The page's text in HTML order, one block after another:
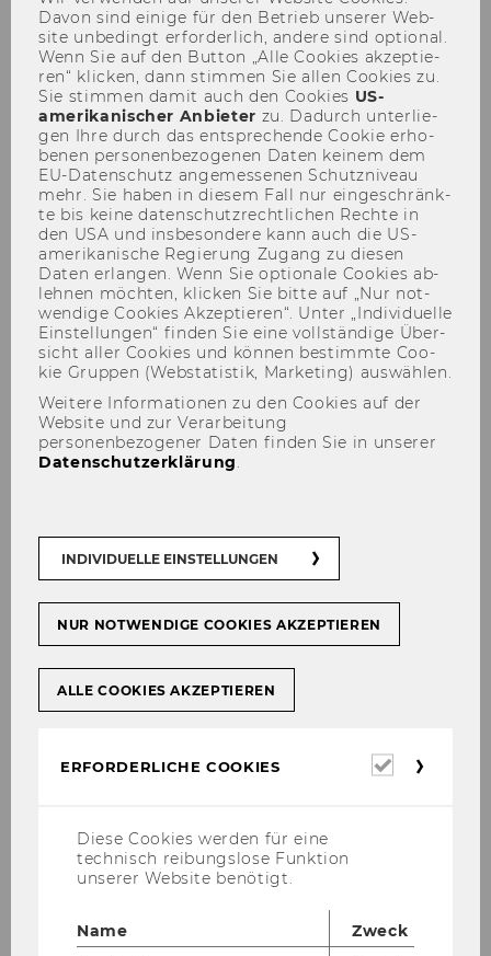
News
F. Artner-​Herzberg be­han­delt in der ak­tu­el­len
büh­ren und glos­siert eine ak­tu­el­le E zur Lei­
tungs­was­ser­ver­si­che­rung.
Davon sind ei­ni­ge für den Be­trieb un­se­rer Web­
site un­be­dingt er­for­der­lich, an­de­re sind op­tio­nal.
Wenn Sie auf den But­ton „Alle Coo­kies ak­zep­tie­
ren“ kli­cken, dann stim­men Sie allen Coo­kies zu.
Sie stim­men damit auch den Coo­kies US-​
amerikanischer An­bie­ter zu. Da­durch un­ter­lie­
gen Ihre durch das ent­spre­chen­de Coo­kie er­ho­
be­nen per­so­nen­be­zo­ge­nen Daten kei­nem dem
EU-​Datenschutz an­ge­mes­se­nen Schutz­ni­veau
mehr. Sie haben in die­sem Fall nur ein­ge­schränk­
te bis keine da­ten­schutz­recht­li­chen Rech­te in
den USA und ins­be­son­de­re kann auch die US-​
amerikanische Re­gie­rung Zu­gang zu die­sen
Daten er­lan­gen. Wenn Sie op­tio­na­le Coo­kies ab­
leh­nen möch­ten, kli­cken Sie bitte auf „Nur not­
wen­di­ge Coo­kies Ak­zep­tie­ren“. Unter „In­di­vi­du­el­le
Ein­stel­lun­gen“ fin­den Sie eine voll­stän­di­ge Über­
sicht aller Coo­kies und kön­nen be­stimm­te Coo­
kie Grup­pen (Web­sta­tis­tik, Mar­ke­ting) aus­wäh­len.
Weitere Informationen zu den Cookies auf der
Website und zur Verarbeitung
personenbezogener Daten finden Sie in unserer
Datenschutzerklärung.
INDIVIDUELLE EINSTELLUNGEN
NUR NOTWENDIGE COOKIES AKZEPTIEREN
ALLE COOKIES AKZEPTIEREN
ERFORDERLICHE COOKIES
Diese Cookies werden für eine
technisch reibungslose Funktion
unserer Website benötigt.
Name
Zweck